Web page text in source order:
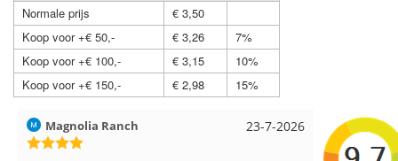
Normale prijs
€ 3,50
Koop voor +€ 50,-
€ 3,26
7%
Koop voor +€ 100,-
€ 3,15
10%
Koop voor +€ 150,-
€ 2,98 15%
17-7-2026
Hilde uit Loyers Loes uit